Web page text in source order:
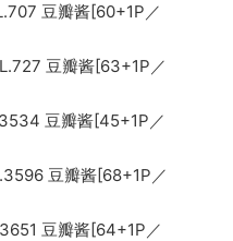
豆瓣酱[60+1P／
豆瓣酱[63+1P／
豆瓣酱[45+1P／
豆瓣酱[68+1P／
豆瓣酱[64+1P／